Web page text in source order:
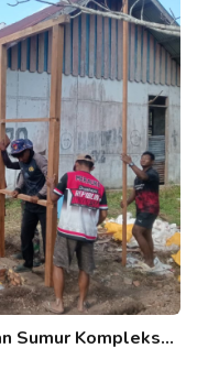
Sumur Kompleks…